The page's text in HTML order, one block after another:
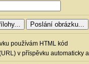
používám HTML kód
v příspěvku automaticky